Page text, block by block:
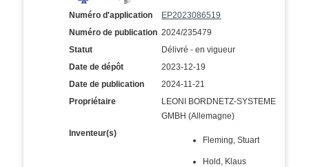
Numéro d'application
EP2023086519
Numéro de publication 2024/235479
Statut
Délivré - en vigueur
Date de dépôt
2023-12-19
Date de publication
2024-11-21
Propriétaire
LEONI BORDNETZ-SYSTEME
GMBH (Allemagne)
Inventeur(s)
Fleming, Stuart
Hold, Klaus